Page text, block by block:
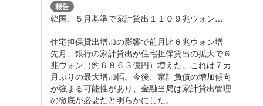
報告
韓国、５月基準で家計貸出１１０９兆ウォン…
住宅担保貸出増加の影響で前月比６兆ウォン増
先月、銀行の家計貸出が住宅担保貸出の拡大で６
兆ウォン（約６８６３億円）増えた。これは７カ
月ぶりの最大増加幅。今後、家計負債の増加傾向
が強まる可能性があり、金融当局は家計貸出管理
の徹底が必要だと明らかにした。